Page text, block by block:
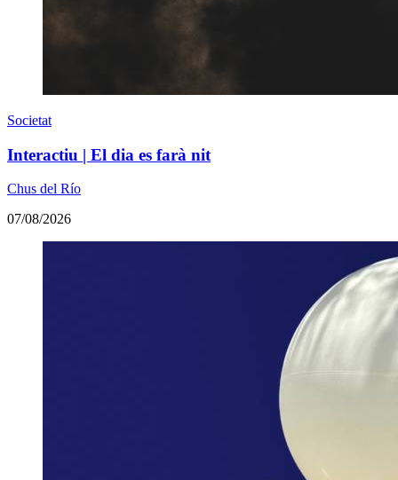
Societat
Interactiu | El dia es farà nit
Chus del Río
07/08/2026